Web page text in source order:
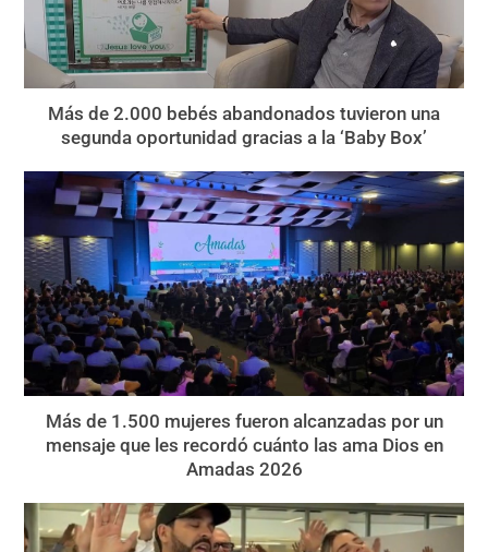
Más de 2.000 bebés abandonados tuvieron una
segunda oportunidad gracias a la ‘Baby Box’
Más de 1.500 mujeres fueron alcanzadas por un
mensaje que les recordó cuánto las ama Dios en
Amadas 2026